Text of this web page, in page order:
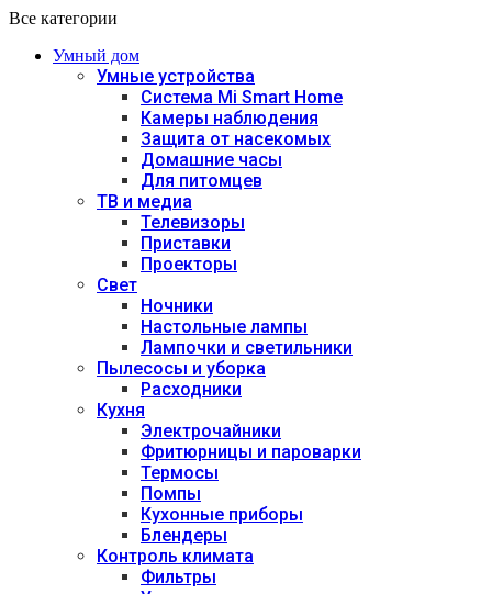
Все категории
Умный дом
Умные устройства
Система Mi Smart Home
Камеры наблюдения
Защита от насекомых
Домашние часы
Для питомцев
ТВ и медиа
Телевизоры
Приставки
Проекторы
Свет
Ночники
Настольные лампы
Лампочки и светильники
Пылесосы и уборка
Расходники
Кухня
Электрочайники
Фритюрницы и пароварки
Термосы
Помпы
Кухонные приборы
Блендеры
Контроль климата
Фильтры